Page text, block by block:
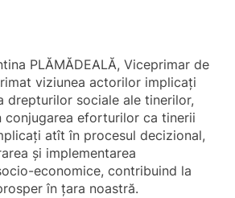
PLĂMĂDEALĂ, Viceprimar de
viziunea actorilor implicaţi
drepturilor sociale ale tinerilor,
conjugarea eforturilor ca tinerii
atît în procesul decizional,
şi implementarea
economice, contribuind la
în ţara noastră.